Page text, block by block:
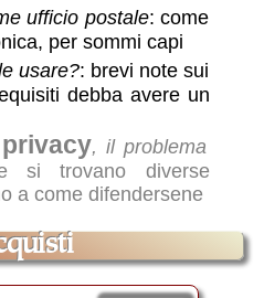
ufficio postale:come
per sommi capi
usare?: brevi note sui
debba avere un
,il problema
si trovano diverse
a come difendersene